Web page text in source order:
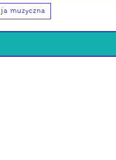
muzyczna